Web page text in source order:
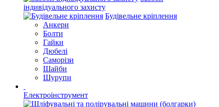
індивідуального захисту
Будівельне кріплення
Анкери
Болти
Гайки
Дюбелі
Саморізи
Шайби
Шурупи
Електроінструмент